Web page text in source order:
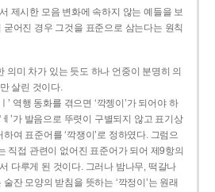
제시한 모음 변화에 속하지 않는 예들을 보
어진 경우 그것을 표준으로 삼는다는 원칙
의미 차가 있는 듯도 하나 언중이 분명히 의
살린 것이다.
’ 역행 동화를 겪으면 ‘깍젱이’가 되어야 하
ㅔ’가 발음으로 뚜렷이 구별되지 않고 표기상
하여 표준어를 ‘깍쟁이’로 정하였다. 그럼으
직접 관련이 없어진 표준어가 되어 제9항의
다루게 된 것이다. 그러나 밤나무, 떡갈나
잔 모양의 받침을 뜻하는 ‘깍정이’는 원래